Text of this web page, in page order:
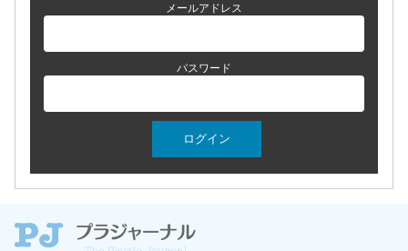
メールアドレス
パスワード